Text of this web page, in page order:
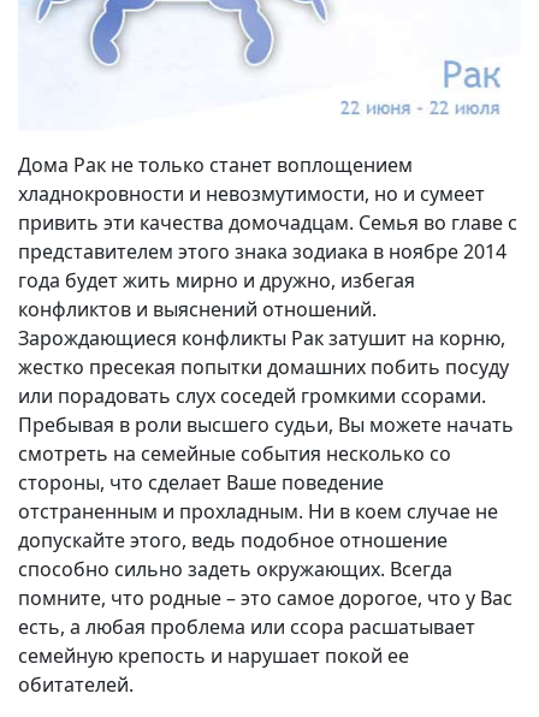
Дома Рак не только станет воплощением
хладнокровности и невозмутимости, но и сумеет
привить эти качества домочадцам. Семья во главе с
представителем этого знака зодиака в ноябре 2014
года будет жить мирно и дружно, избегая
конфликтов и выяснений отношений.
Зарождающиеся конфликты Рак затушит на корню,
жестко пресекая попытки домашних побить посуду
или порадовать слух соседей громкими ссорами.
Пребывая в роли высшего судьи, Вы можете начать
смотреть на семейные события несколько со
стороны, что сделает Ваше поведение
отстраненным и прохладным. Ни в коем случае не
допускайте этого, ведь подобное отношение
способно сильно задеть окружающих. Всегда
помните, что родные – это самое дорогое, что у Вас
есть, а любая проблема или ссора расшатывает
семейную крепость и нарушает покой ее
обитателей.